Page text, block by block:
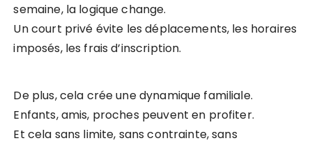
semaine, la logique change.
Un court privé évite les déplacements, les horaires
imposés, les frais d’inscription.
De plus, cela crée une dynamique familiale.
Enfants, amis, proches peuvent en profiter.
Et cela sans limite, sans contrainte, sans